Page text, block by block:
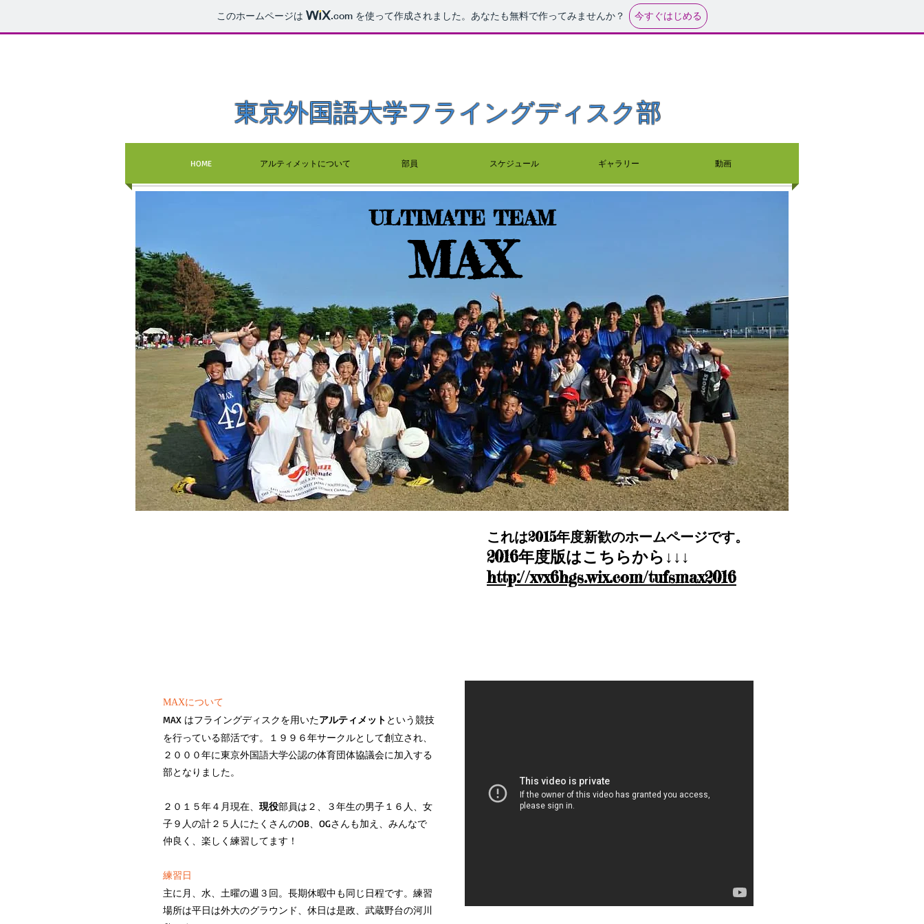
このホームページは .com を使って作成されました。あなたも無料で作ってみませんか？ 今すぐはじめる
東京外国語大学フライングディスク部
HOME アルティメットについて 部員 スケジュール ギャラリー 動画
ULTIMATE TEAM
MAX
これは2015年度新歓のホームページです。
2016年度版はこちらから↓↓↓
http://xvx6hgs.wix.com/tufsmax2016
MAXについて
MAX はフライングディスクを用いたアルティメット という競技
を行っている部活です。１９９６年サークルとして創立され、
２０００年に東京外国語大学公認の体育団体協議会に加入する
部となりました。
２０１５年４月現在、 現役部員は２、３年生の男子１６人、女
子９人の計２５人にたくさんのOB、OGさんも加え、みんなで
仲良く、楽しく練習してます！
練習日
主に月、水、土曜の週３回。長期休暇中も同じ日程です。練習
場所は平日は外大のグラウンド、休日は是政、武蔵野台の河川